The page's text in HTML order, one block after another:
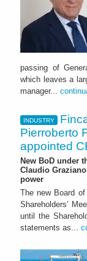
passing of
which leaves a
manager...
INDUSTRY
Pierroberto
appointed
New BoD under
Claudio
power
The new Board
Shareholders’
until the
statements as...